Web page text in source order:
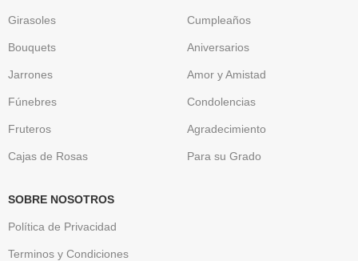
Girasoles
Bouquets
Jarrones
Fúnebres
Fruteros
Cajas de Rosas
Cumpleaños
Aniversarios
Amor y Amistad
Condolencias
Agradecimiento
Para su Grado
SOBRE NOSOTROS
Política de Privacidad
Terminos y Condiciones